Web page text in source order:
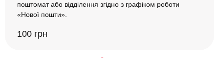
поштомат або відділення згідно з графіком роботи
«Нової пошти».
100 грн